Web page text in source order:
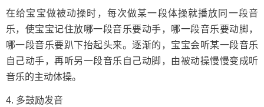
在给宝宝做被动操时，每次做某一段体操就播放同一段音
乐，使宝宝记住放哪一段音乐要动手，哪一段音乐要动脚，
哪一段音乐要趴下抬起头来。逐渐的，宝宝会听某一段音乐
自己动手，再听另一段音乐自己动脚，由被动操慢慢变成听
音乐的主动体操。
4. 多鼓励发音